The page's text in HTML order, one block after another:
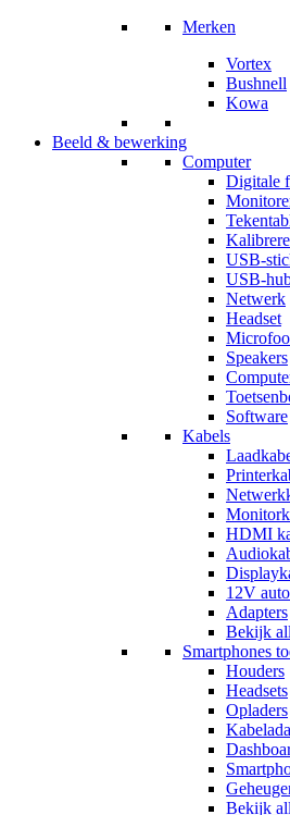
Merken
Vortex
Bushnell
Kowa
Beeld & bewerking
Computer
Digitale
USB-
USB-
Netwerk
Headset
Speakers
Software
Kabels
HDMI
12V
Adapters
Bekijk
Smartphones
Houders
Headsets
Opladers
Bekijk